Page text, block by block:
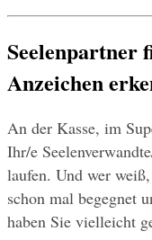
Seelenpartner
Anzeichen
An der Kasse, im
Ihr/e
laufen. Und wer
schon mal begegnet
haben Sie vielleicht